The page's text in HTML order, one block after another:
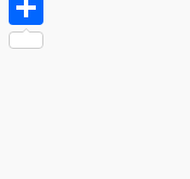
o
e
e
n
c
i共